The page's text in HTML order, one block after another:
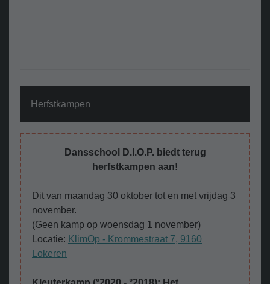
Herfstkampen
Dansschool D.I.O.P. biedt terug
herfstkampen aan!
Dit van maandag 30 oktober tot en met vrijdag 3
november.
(Geen kamp op woensdag 1 november)
Locatie: KlimOp - Krommestraat 7, 9160
Lokeren